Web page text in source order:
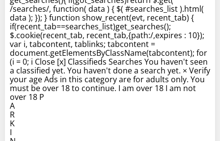
/searches/, function( data ) { $( #searches_list ).html(
data ); }); } function show_recent(evt, recent_tab) {
if(recent_tab==searches_list)get_searches();
$.cookie(recent_tab, recent_tab,{path:/,expires : 10});
var i, tabcontent, tablinks; tabcontent =
document.getElementsByClassName(tabcontent); for
(i = 0; i Close [x] Classifieds Searches You haven't seen
a classified yet. You haven't done a search yet. × Verify
your age Ads in this category are for adults only. You
must be over 18 to continue. I am over 18 I am not
over 18 P
A
R
K
I